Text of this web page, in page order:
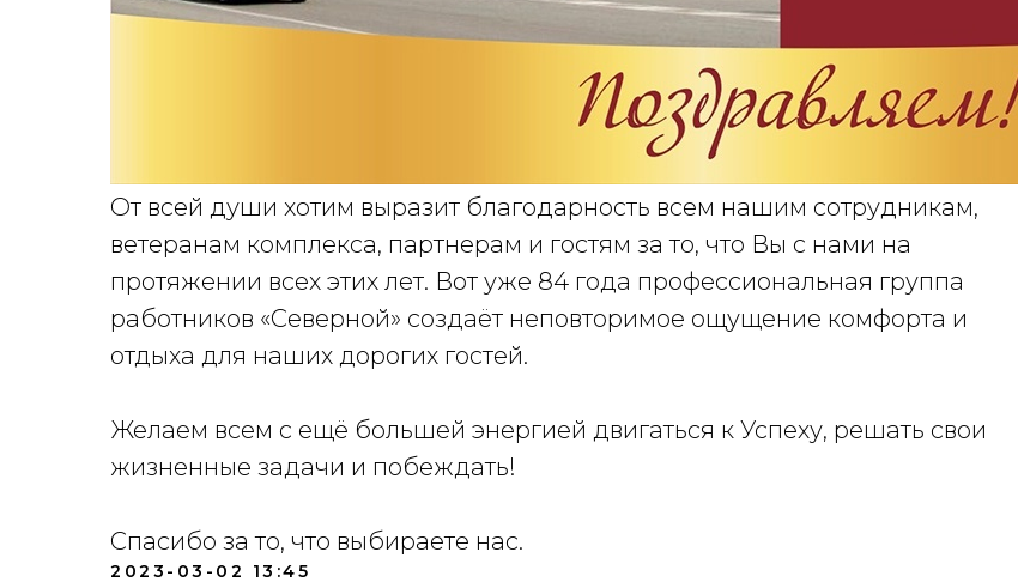
От всей души хотим выразит благодарность всем нашим сотрудникам,
ветеранам комплекса, партнерам и гостям за то, что Вы с нами на
протяжении всех этих лет. Вот уже 84 года профессиональная группа
работников «Северной» создаёт неповторимое ощущение комфорта и
отдыха для наших дорогих гостей.
Желаем всем с ещё большей энергией двигаться к Успеху, решать свои
жизненные задачи и побеждать!
Спасибо за то, что выбираете нас.
2023-03-02 13:45